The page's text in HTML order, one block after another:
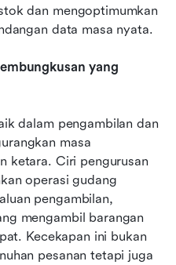
dan mengoptimumkan
data masa nyata.
yang
dalam pengambilan dan
masa
ketara. Ciri pengurusan
operasi gudang
pengambilan,
mengambil barangan
Kecekapan ini bukan
pesanan tetapi juga